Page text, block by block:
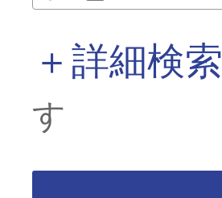
＋詳細検索
す